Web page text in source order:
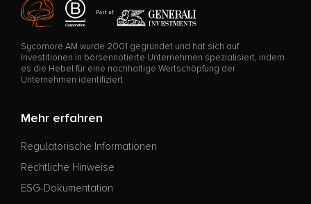
Sycomore AM wurde 2001 gegründet und hat sich auf
Investitionen in börsennotierte Unternehmen spezialisiert, indem
es die Hebel für eine nachhaltige Wertschöpfung der
Unternehmen identifiziert.
Mehr erfahren
Regulatorische Informationen
Rechtliche Hinweise
ESG-Dokumentation